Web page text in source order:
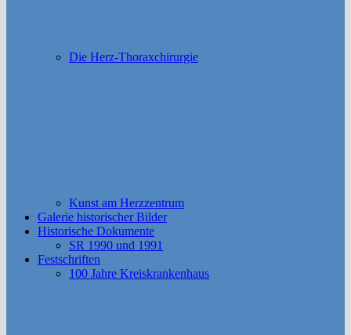
Die Herz-Thoraxchirurgie
Kunst am Herzzentrum
Galerie historischer Bilder
Historische Dokumente
SR 1990 und 1991
Festschriften
100 Jahre Kreiskrankenhaus